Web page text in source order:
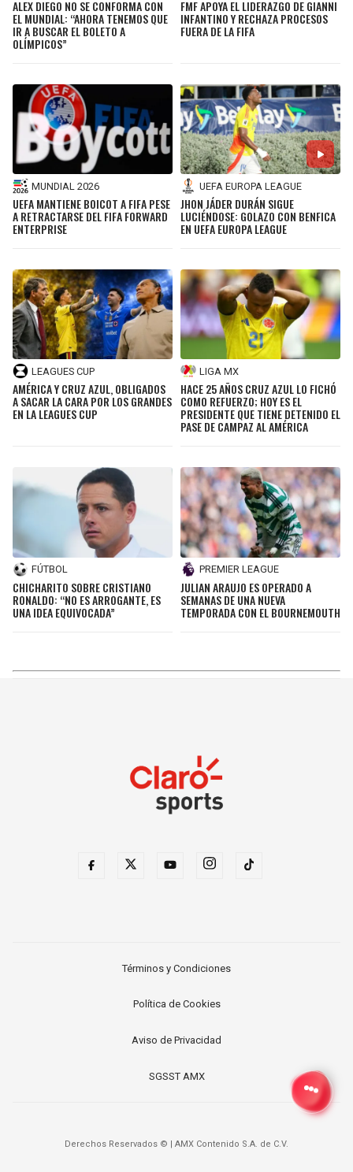
ALEX DIEGO NO SE CONFORMA CON
EL MUNDIAL: “AHORA TENEMOS QUE
IR A BUSCAR EL BOLETO A
OLÍMPICOS”
FMF APOYA EL LIDERAZGO DE GIANNI
INFANTINO Y RECHAZA PROCESOS
FUERA DE LA FIFA
MUNDIAL 2026
UEFA MANTIENE BOICOT A FIFA PESE
A RETRACTARSE DEL FIFA FORWARD
ENTERPRISE
UEFA EUROPA LEAGUE
JHON JÁDER DURÁN SIGUE
LUCIÉNDOSE: GOLAZO CON BENFICA
EN UEFA EUROPA LEAGUE
LEAGUES CUP
AMÉRICA Y CRUZ AZUL, OBLIGADOS
A SACAR LA CARA POR LOS GRANDES
EN LA LEAGUES CUP
LIGA MX
HACE 25 AÑOS CRUZ AZUL LO FICHÓ
COMO REFUERZO; HOY ES EL
PRESIDENTE QUE TIENE DETENIDO EL
PASE DE CAMPAZ AL AMÉRICA
FÚTBOL
CHICHARITO SOBRE CRISTIANO
RONALDO: “NO ES ARROGANTE, ES
UNA IDEA EQUIVOCADA”
PREMIER LEAGUE
JULIAN ARAUJO ES OPERADO A
SEMANAS DE UNA NUEVA
TEMPORADA CON EL BOURNEMOUTH
Términos y Condiciones
Política de Cookies
Aviso de Privacidad
SGSST AMX
Derechos Reservados © | AMX Contenido S.A. de C.V.